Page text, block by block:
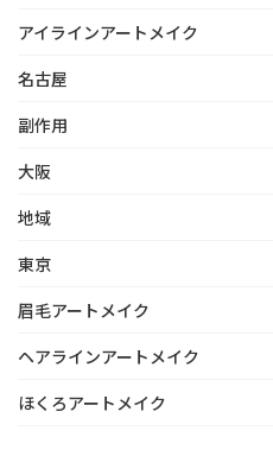
アイラインアートメイク
名古屋
副作用
大阪
地域
東京
眉毛アートメイク
ヘアラインアートメイク
ほくろアートメイク